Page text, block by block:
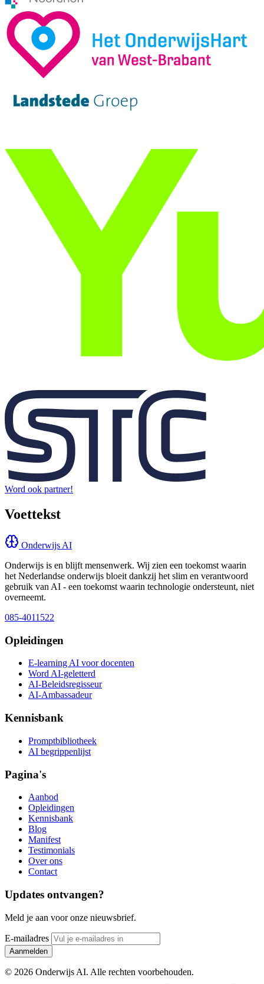
Word ook partner!
Voettekst
Onderwijs AI
Onderwijs is en blijft mensenwerk. Wij zien een toekomst waarin
het Nederlandse onderwijs bloeit dankzij het slim en verantwoord
gebruik van AI - een toekomst waarin technologie ondersteunt, niet
overneemt.
085-4011522
Opleidingen
E-learning AI voor docenten
Word AI-geletterd
AI-Beleidsregisseur
AI-Ambassadeur
Kennisbank
Promptbibliotheek
AI begrippenlijst
Pagina's
Aanbod
Opleidingen
Kennisbank
Blog
Manifest
Testimonials
Over ons
Contact
Updates ontvangen?
Meld je aan voor onze nieuwsbrief.
E-mailadres
Aanmelden
© 2026 Onderwijs AI. Alle rechten voorbehouden.